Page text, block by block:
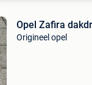
Opel Zafira
Origineel opel